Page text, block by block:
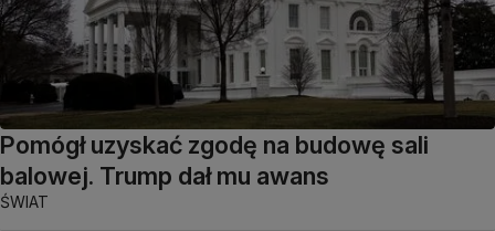
Pomógł uzyskać zgodę na budowę sali
balowej. Trump dał mu awans
ŚWIAT